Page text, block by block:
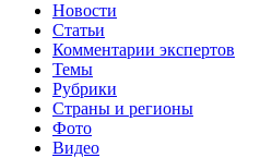
Новости
Статьи
Комментарии экспертов
Темы
Рубрики
Страны и регионы
Фото
Видео